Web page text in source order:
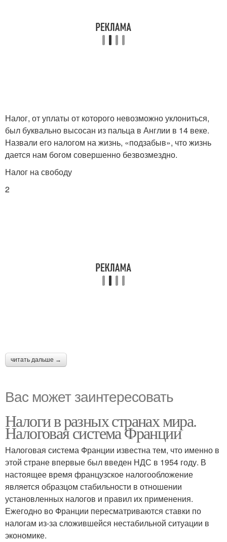
Налог, от уплаты от которого невозможно уклониться,
был буквально высосан из пальца в Англии в 14 веке.
Назвали его налогом на жизнь, «подзабыв», что жизнь
дается нам богом совершенно безвозмездно.
Налог на свободу
2
читать дальше →
Вас может заинтересовать
Налоги в разных странах мира.
Налоговая система Франции
Налоговая система Франции известна тем, что именно в
этой стране впервые был введен НДС в 1954 году. В
настоящее время французское налогообложение
является образцом стабильности в отношении
установленных налогов и правил их применения.
Ежегодно во Франции пересматриваются ставки по
налогам из-за сложившейся нестабильной ситуации в
экономике.